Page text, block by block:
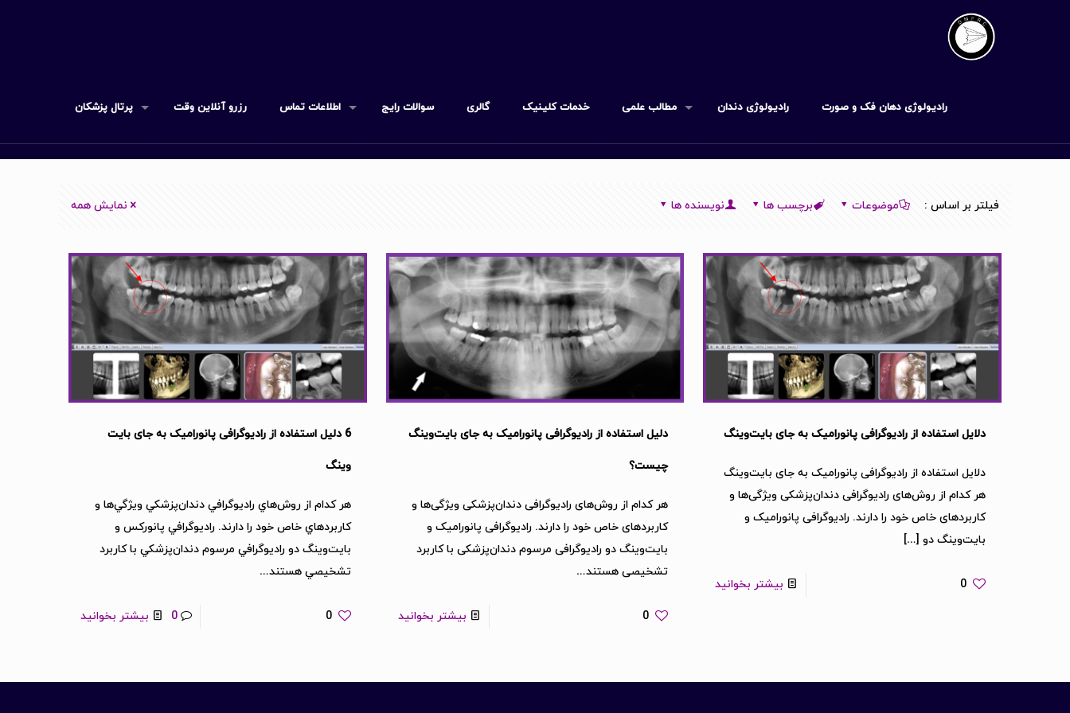
رادیولوژی دهان فک و صورت رادیولوژی دندان مطالب علمی خدمات کلینیک گالری سوالات رایج اطلاعات تماس رزرو آنلاین وقت پرتال پزشکان
فیلتر بر اساس : موضوعات برچسب ها نویسنده ها نمایش همه
دلایل استفاده از رادیوگرافی پانورامیک به‌ جای بایت‌وینگ
دلایل استفاده از رادیوگرافی پانورامیک به‌ جای بایت‌وینگ
هر کدام از روش‌های رادیوگرافی دندان‌پزشکی ویژگی‌ها و
کاربرد‌های خاص خود را دارند. رادیوگرافی پانورامیک و
بایت‌وینگ دو[…]
0 بیشتر بخوانید
دلیل استفاده از رادیوگرافی پانورامیک به‌ جای بایت‌وینگ
چیست؟
هر کدام از روش‌های رادیوگرافی دندان‌پزشکی ویژگی‌ها و
کاربرد‌های خاص خود را دارند. رادیوگرافی پانورامیک و
بایت‌وینگ دو رادیوگرافی مرسوم دندان‌پزشکی با کاربرد
تشخیصی هستند…
0 بیشتر بخوانید
6 دلیل استفاده از رادیوگرافی پانورامیک به جای بایت
وینگ
هر كدام از روش‌هاي راديوگرافي دندان‌پزشكي ويژگي‌ها و
كاربرد‌هاي خاص خود را دارند. راديوگرافي پانوركس و
بايت‌وينگ دو راديوگرافي مرسوم دندان‌پزشكي با كاربرد
تشخيصي هستند…
0
0 بیشتر بخوانید